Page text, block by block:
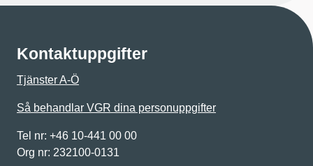
Kontaktuppgifter
Tjänster A-Ö
Så behandlar VGR dina personuppgifter
Tel nr: +46 10-441 00 00
Org nr: 232100-0131